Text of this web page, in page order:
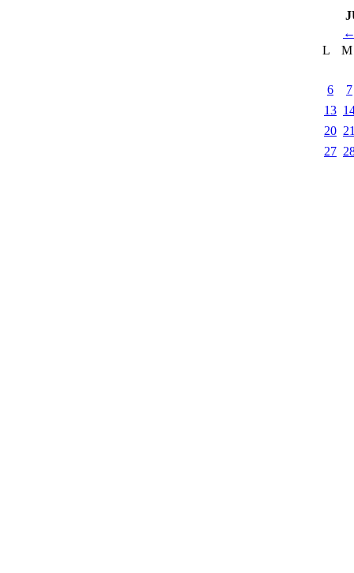
L
M
6
7
13
20
27